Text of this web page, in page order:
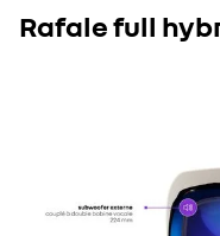
Rafale full